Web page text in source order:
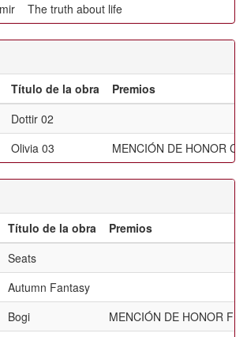
The truth about life
Título de la obra
Premios
Dottir 02
Olivia 03 MENCIÓN DE HONOR
Título de la obra
Premios
Seats
Autumn Fantasy
Bogi
MENCIÓN DE HONOR